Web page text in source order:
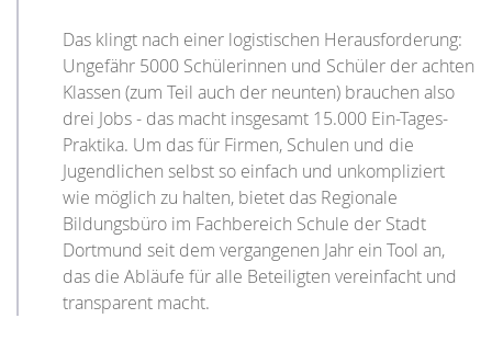
Das klingt nach einer logistischen Herausforderung:
Ungefähr 5000 Schülerinnen und Schüler der achten
Klassen (zum Teil auch der neunten) brauchen also
drei Jobs - das macht insgesamt 15.000 Ein-Tages-
Praktika. Um das für Firmen, Schulen und die
Jugendlichen selbst so einfach und unkompliziert
wie möglich zu halten, bietet das Regionale
Bildungsbüro im Fachbereich Schule der Stadt
Dortmund seit dem vergangenen Jahr ein Tool an,
das die Abläufe für alle Beteiligten vereinfacht und
transparent macht.